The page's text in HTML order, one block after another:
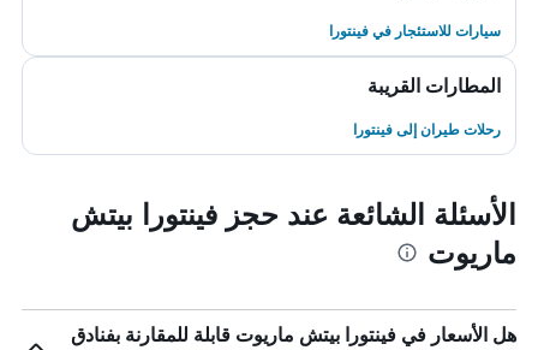
سيارات للاستئجار في فينتورا
المطارات القريبة
رحلات طيران إلى فينتورا
الأسئلة الشائعة عند حجز فينتورا بيتش
ماريوت
هل الأسعار في فينتورا بيتش ماريوت قابلة للمقارنة بفنادق